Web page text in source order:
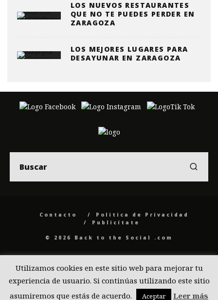
LOS NUEVOS RESTAURANTES
QUE NO TE PUEDES PERDER EN
ZARAGOZA
LOS MEJORES LUGARES PARA
DESAYUNAR EN ZARAGOZA
Contacto
Politica de Privacidad
Publicítate
© 2026 Back to the Social .com
Utilizamos cookies en este sitio web para mejorar tu
experiencia de usuario. Si continúas utilizando este sitio
asumiremos que estás de acuerdo.
Aceptar Leer más